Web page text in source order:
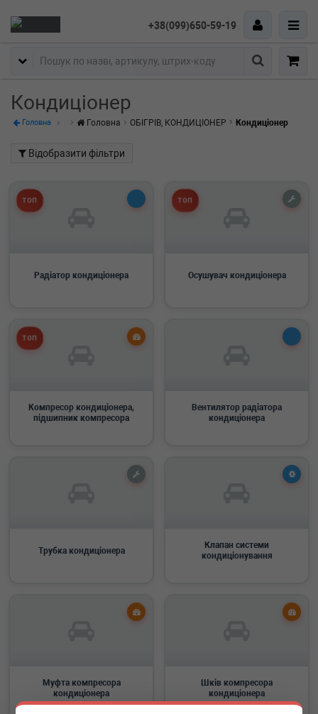
+38(099)650-59-19
Пошук
Кондиціонер
Головна Головна ОБІГРІВ, КОНДИЦІОНЕР Кондиціонер
Відобразити фільтри
ТОП
Радіатор кондиціонера
ТОП
Осушувач кондиціонера
ТОП
Компресор кондиціонера,
підшипник компресора
Вентилятор радіатора
кондиціонера
Трубка кондиціонера
Клапан системи
кондиціонування
Муфта компресора
кондиціонера
Шків компресора
кондиціонера